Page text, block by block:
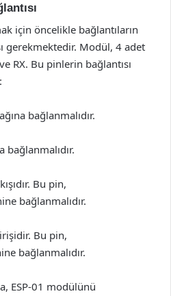
için öncelikle bağlantıların
gerekmektedir. Modül, 4 adet
RX. Bu pinlerin bağlantısı
bağlanmalıdır.
Bu pin,
bağlanmalıdır.
Bu pin,
bağlanmalıdır.
ESP-01 modülünü